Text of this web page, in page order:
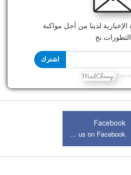
لدينا من أجل مواكبة
التطورات.نخ
اشترك
Facebook
Join us on Facebook